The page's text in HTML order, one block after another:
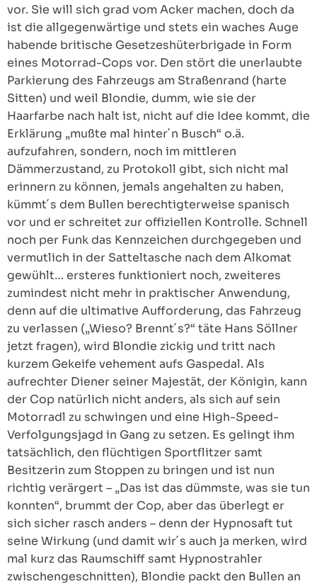
vor. Sie will sich grad vom Acker machen, doch da
ist die allgegenwärtige und stets ein waches Auge
habende britische Gesetzeshüterbrigade in Form
eines Motorrad-Cops vor. Den stört die unerlaubte
Parkierung des Fahrzeugs am Straßenrand (harte
Sitten) und weil Blondie, dumm, wie sie der
Haarfarbe nach halt ist, nicht auf die Idee kommt, die
Erklärung „mußte mal hinter´n Busch“ o.ä.
aufzufahren, sondern, noch im mittleren
Dämmerzustand, zu Protokoll gibt, sich nicht mal
erinnern zu können, jemals angehalten zu haben,
kümmt´s dem Bullen berechtigterweise spanisch
vor und er schreitet zur offiziellen Kontrolle. Schnell
noch per Funk das Kennzeichen durchgegeben und
vermutlich in der Satteltasche nach dem Alkomat
gewühlt… ersteres funktioniert noch, zweiteres
zumindest nicht mehr in praktischer Anwendung,
denn auf die ultimative Aufforderung, das Fahrzeug
zu verlassen („Wieso? Brennt´s?“ täte Hans Söllner
jetzt fragen), wird Blondie zickig und tritt nach
kurzem Gekeife vehement aufs Gaspedal. Als
aufrechter Diener seiner Majestät, der Königin, kann
der Cop natürlich nicht anders, als sich auf sein
Motorradl zu schwingen und eine High-Speed-
Verfolgungsjagd in Gang zu setzen. Es gelingt ihm
tatsächlich, den flüchtigen Sportflitzer samt
Besitzerin zum Stoppen zu bringen und ist nun
richtig verärgert – „Das ist das dümmste, was sie tun
konnten“, brummt der Cop, aber das überlegt er
sich sicher rasch anders – denn der Hypnosaft tut
seine Wirkung (und damit wir´s auch ja merken, wird
mal kurz das Raumschiff samt Hypnostrahler
zwischengeschnitten), Blondie packt den Bullen an